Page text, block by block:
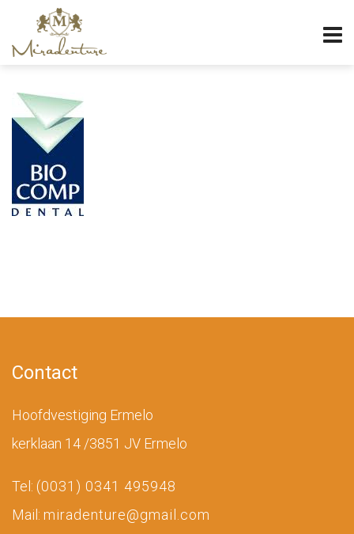
Contact
Hoofdvestiging Ermelo
kerklaan 14 /3851 JV Ermelo
Tel: (0031) 0341 495948
Mail: miradenture@gmail.com